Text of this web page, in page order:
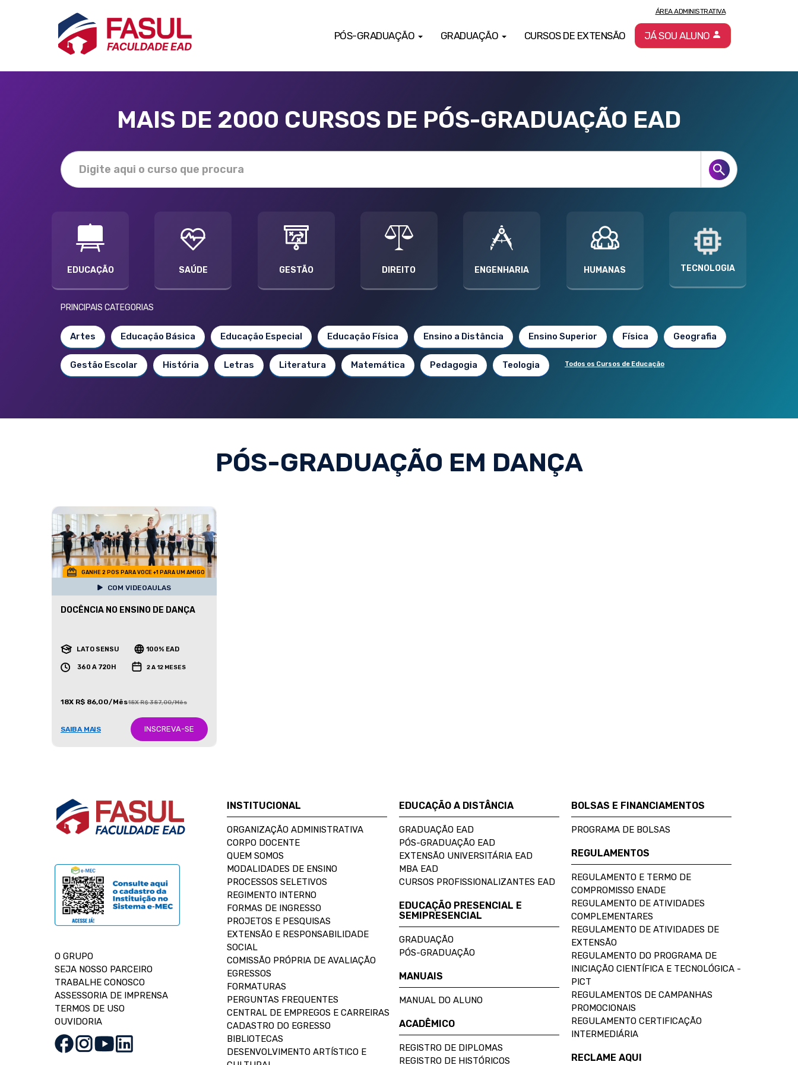
PÓS-GRADUAÇÃO GRADUAÇÃO CURSOS DE EXTENSÃO
ÁREA ADMINISTRATIVA
JÁ SOU ALUNO
MAIS DE 2000 CURSOS DE PÓS-GRADUAÇÃO EAD
EDUCAÇÃO SAÚDE GESTÃO DIREITO ENGENHARIA HUMANAS TECNOLOGIA
PRINCIPAIS CATEGORIAS
Artes Educação Básica Educação Especial Educação Física Ensino a Distância Ensino Superior Física Geografia
Gestão Escolar História Letras Literatura Matemática Pedagogia Teologia Todos os Cursos de Educação
PÓS-GRADUAÇÃO EM DANÇA
GANHE 2 POS PARA VOCE +1 PARA UM AMIGO
COM VIDEOAULAS
DOCÊNCIA NO ENSINO DE DANÇA
LATO SENSU 100% EAD
360 A 720H 2 A 12 MESES
18X R$ 86,00/Mês18X R$ 387,00/Mês
SAIBA MAIS INSCREVA-SE
O GRUPO
SEJA NOSSO PARCEIRO
TRABALHE CONOSCO
ASSESSORIA DE IMPRENSA
TERMOS DE USO
OUVIDORIA
INSTITUCIONAL
ORGANIZAÇÃO ADMINISTRATIVA
CORPO DOCENTE
QUEM SOMOS
MODALIDADES DE ENSINO
PROCESSOS SELETIVOS
REGIMENTO INTERNO
FORMAS DE INGRESSO
PROJETOS E PESQUISAS
EXTENSÃO E RESPONSABILIDADE
SOCIAL
COMISSÃO PRÓPRIA DE AVALIAÇÃO
EGRESSOS
FORMATURAS
PERGUNTAS FREQUENTES
CENTRAL DE EMPREGOS E CARREIRAS
CADASTRO DO EGRESSO
BIBLIOTECAS
DESENVOLVIMENTO ARTÍSTICO E
EDUCAÇÃO A DISTÂNCIA
GRADUAÇÃO EAD
PÓS-GRADUAÇÃO EAD
EXTENSÃO UNIVERSITÁRIA EAD
MBA EAD
CURSOS PROFISSIONALIZANTES EAD
EDUCAÇÃO PRESENCIAL E
SEMIPRESENCIAL
GRADUAÇÃO
PÓS-GRADUAÇÃO
MANUAIS
MANUAL DO ALUNO
ACADÊMICO
REGISTRO DE DIPLOMAS
REGISTRO DE HISTÓRICOS
BOLSAS E FINANCIAMENTOS
PROGRAMA DE BOLSAS
REGULAMENTOS
REGULAMENTO E TERMO DE
COMPROMISSO ENADE
REGULAMENTO DE ATIVIDADES
COMPLEMENTARES
REGULAMENTO DE ATIVIDADES DE
EXTENSÃO
REGULAMENTO DO PROGRAMA DE
INICIAÇÃO CIENTÍFICA E TECNOLÓGICA -
PICT
REGULAMENTOS DE CAMPANHAS
PROMOCIONAIS
REGULAMENTO CERTIFICAÇÃO
INTERMEDIÁRIA
RECLAME AQUI